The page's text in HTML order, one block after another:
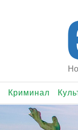
Криминал